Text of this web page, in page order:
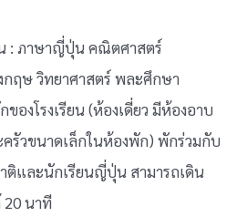
: ภาษาญี่ปุ่น คณิตศาสตร์
กฤษ วิทยาศาสตร์ พละศึกษา
องโรงเรียน (ห้องเดี่ยว มีห้องอาบ
รัวขนาดเล็กในห้องพัก) พักร่วมกับ
ติและนักเรียนญี่ปุ่น สามารถเดิน
20 นาที